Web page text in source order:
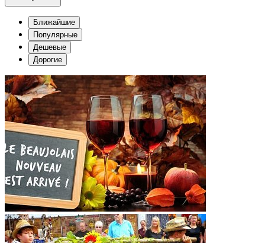
Ближайшие
Популярные
Дешевые
Дорогие